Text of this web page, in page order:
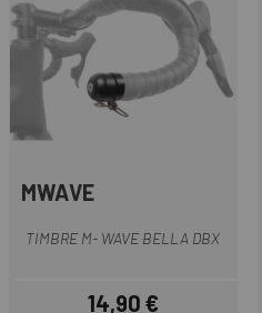
MWAVE
TIMBRE M- WAVE BELLA DBX
14,90 €